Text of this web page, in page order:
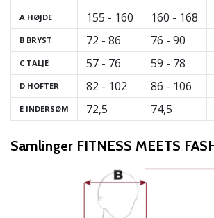
A HØJDE
B BRYST
C TALJE
D HOFTER
E INDERSØM
155 - 160
72 - 86
57 - 76
82 - 102
72,5
160 - 168
76 - 90
59 - 78
86 - 106
74,5
Samlinger FITNESS MEETS